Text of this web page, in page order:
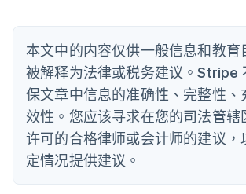
本文中的内容仅供一般信息和教育
被解释为法律或税务建议。Stripe
保文章中信息的准确性、完整性、
效性。您应该寻求在您的司法管辖
许可的合格律师或会计师的建议，
定情况提供建议。
English
丹麦
English
德国
DeutschEnglish
法国
FrançaisEnglish
芬兰
EnglishSvenska